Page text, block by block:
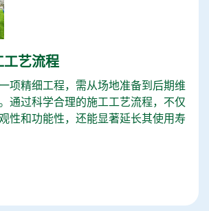
工艺流程
项精细工程，需从场地准备到后期维
通过科学合理的施工工艺流程，不仅
性和功能性，还能显著延长其使用寿